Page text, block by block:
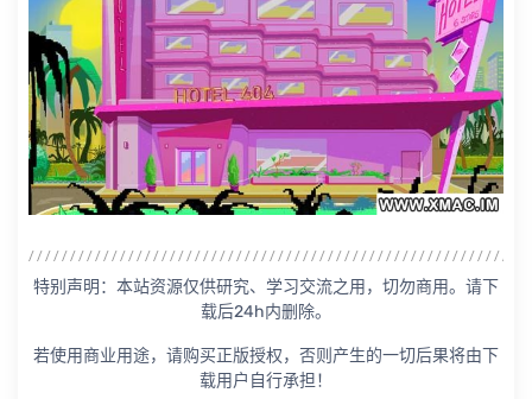
特别声明：本站资源仅供研究、学习交流之用，切勿商用。请下
载后24h内删除。
若使用商业用途，请购买正版授权，否则产生的一切后果将由下
载用户自行承担！